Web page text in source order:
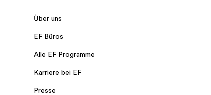
Über uns
EF Büros
Alle EF Programme
Karriere bei EF
Presse